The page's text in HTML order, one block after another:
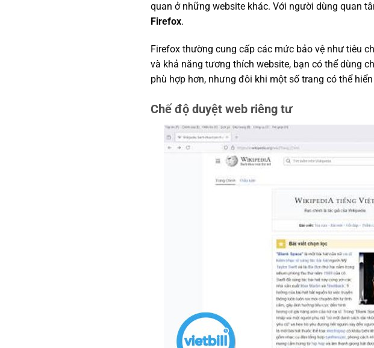
quan ở những website khác. Với người dùng quan
Firefox.
Firefox thường cung cấp các mức bảo vệ như tiêu
và khả năng tương thích website, bạn có thể dùng
phù hợp hơn, nhưng đôi khi một số trang có thể
Chế độ duyệt web riêng tư